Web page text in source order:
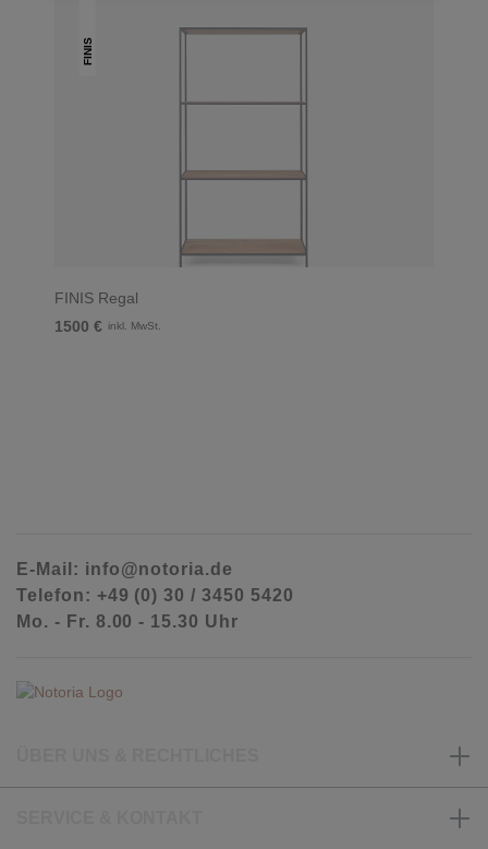
FINIS
FINIS Regal
1500 € inkl. MwSt.
E-Mail: info@notoria.de
Telefon: +49 (0) 30 / 3450 5420
Mo. - Fr. 8.00 - 15.30 Uhr